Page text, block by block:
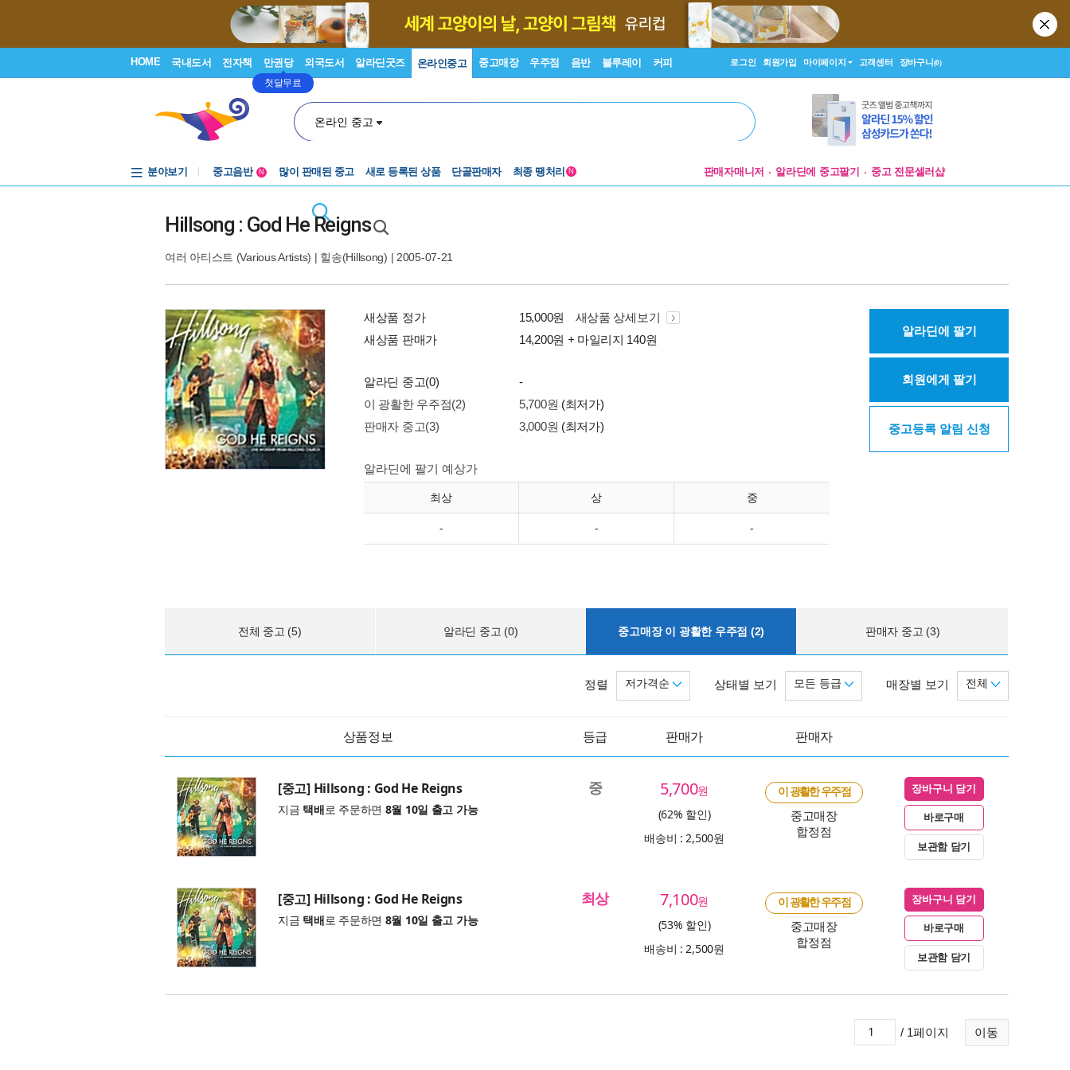
HOME 국내도서 전자책 만권당
첫달무료
외국도서 알라딘굿즈 온라인중고 중고매장 우주점 음반 블루레이 커피 로그인 회원가입 마이페이지 고객센터 장바구니(0)
온라인 중고
분야보기
중고음반
N 많이 판매된 중고 새로 등록된 상품 단골판매자 최종 땡처리 N 판매자매니저 알라딘에 중고팔기 중고 전문셀러샵
Hillsong : God He Reigns
여러 아티스트 (Various Artists) | 힐송(Hillsong) | 2005-07-21
새상품 정가 15,000원
새상품 상세보기
새상품 판매가
14,200원 + 마일리지 140원
알라딘 중고(0)
-
이 광활한 우주점(2)
5,700원 (최저가)
판매자 중고(3)
3,000원 (최저가)
알라딘에 팔기 예상가
최상 상 중
- - -
알라딘에 팔기
회원에게 팔기
중고등록 알림 신청
전체 중고 (5) 알라딘 중고 (0) 중고매장 이 광활한 우주점 (2) 판매자 중고 (3)
매장별 보기 전체
상태별 보기 모든 등급
정렬 저가격순
상품정보 등급 판매가 판매자
[중고] Hillsong : God He Reigns
지금 택배로 주문하면 8월 10일 출고 가능
중 5,700원
(62% 할인)
배송비 : 2,500원
이 광활한 우주점
중고매장
합정점
장바구니 담기
바로구매
보관함 담기
[중고] Hillsong : God He Reigns
지금 택배로 주문하면 8월 10일 출고 가능
최상 7,100원
(53% 할인)
배송비 : 2,500원
이 광활한 우주점
중고매장
합정점
장바구니 담기
바로구매
보관함 담기
이동
/ 1페이지